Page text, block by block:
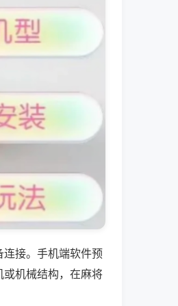
接。手机端软件预
机械结构，在麻将